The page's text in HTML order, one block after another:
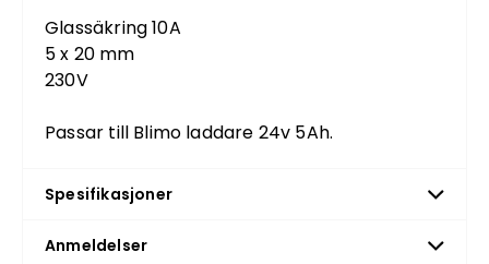
Glassäkring 10A
5 x 20 mm
230V
Passar till Blimo laddare 24v 5Ah.
Spesifikasjoner
Anmeldelser